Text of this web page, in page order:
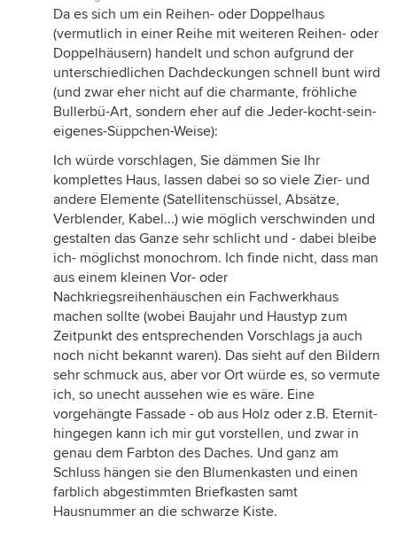
Da es sich um ein Reihen- oder Doppelhaus
(vermutlich in einer Reihe mit weiteren Reihen- oder
Doppelhäusern) handelt und schon aufgrund der
unterschiedlichen Dachdeckungen schnell bunt wird
(und zwar eher nicht auf die charmante, fröhliche
Bullerbü-Art, sondern eher auf die Jeder-kocht-sein-
eigenes-Süppchen-Weise):
Ich würde vorschlagen, Sie dämmen Sie Ihr
komplettes Haus, lassen dabei so so viele Zier- und
andere Elemente (Satellitenschüssel, Absätze,
Verblender, Kabel...) wie möglich verschwinden und
gestalten das Ganze sehr schlicht und - dabei bleibe
ich- möglichst monochrom. Ich finde nicht, dass man
aus einem kleinen Vor- oder
Nachkriegsreihenhäuschen ein Fachwerkhaus
machen sollte (wobei Baujahr und Haustyp zum
Zeitpunkt des entsprechenden Vorschlags ja auch
noch nicht bekannt waren). Das sieht auf den Bildern
sehr schmuck aus, aber vor Ort würde es, so vermute
ich, so unecht aussehen wie es wäre. Eine
vorgehängte Fassade - ob aus Holz oder z.B. Eternit-
hingegen kann ich mir gut vorstellen, und zwar in
genau dem Farbton des Daches. Und ganz am
Schluss hängen sie den Blumenkasten und einen
farblich abgestimmten Briefkasten samt
Hausnummer an die schwarze Kiste.